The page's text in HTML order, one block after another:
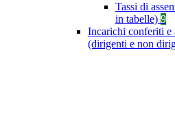
Tassi di
in tabelle) 9
Incarichi conferiti e
(dirigenti e non